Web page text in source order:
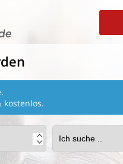
kostenlos.